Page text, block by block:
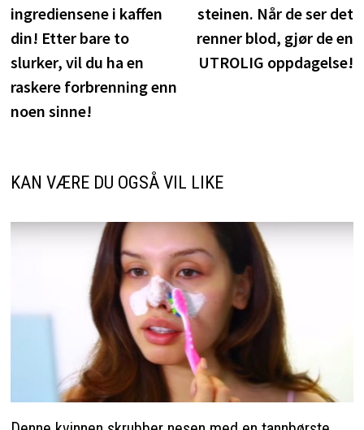
ingrediensene i kaffen
din! Etter bare to
slurker, vil du ha en
raskere forbrenning enn
noen sinne!
steinen. Når de ser det
renner blod, gjør de en
UTROLIG oppdagelse!
KAN VÆRE DU OGSÅ VIL LIKE